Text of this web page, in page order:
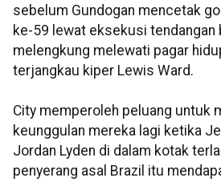
sebelum Gundogan mencetak
ke-59 lewat eksekusi tendangan
melengkung melewati pagar
terjangkau kiper Lewis Ward.
City memperoleh peluang untuk
keunggulan mereka lagi ketika
Jordan Lyden di dalam kotak
penyerang asal Brazil itu